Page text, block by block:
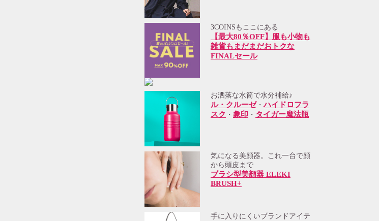
3COINSもここにある
【最大80％OFF】服も小物も
雑貨もまだまだおトクな
FINALセール
お洒落な水筒で水分補給♪
ル・クルーゼ・ハイドロフラ
スク ・象印 ・ タイガー魔法瓶
気になる美顔器。これ一台で顔
から頭皮まで
ブラシ型美顔器 ELEKI
BRUSH+
手に入りにくいブランドアイテ